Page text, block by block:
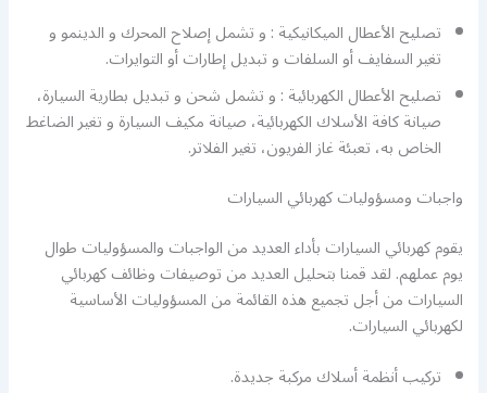
تصليح الأعطال الميكانيكية : و تشمل إصلاح المحرك و الدينمو و
تغير السفايف أو السلفات و تبديل إطارات أو التوايرات.
تصليح الأعطال الكهربائية : و تشمل شحن و تبديل بطارية السيارة،
صيانة كافة الأسلاك الكهربائية، صيانة مكيف السيارة و تغير الضاغط
الخاص به، تعبئة غاز الفريون، تغير الفلاتر.
واجبات ومسؤوليات كهربائي السيارات
يقوم كهربائي السيارات بأداء العديد من الواجبات والمسؤوليات طوال
يوم عملهم. لقد قمنا بتحليل العديد من توصيفات وظائف كهربائي
السيارات من أجل تجميع هذه القائمة من المسؤوليات الأساسية
لكهربائي السيارات.
تركيب أنظمة أسلاك مركبة جديدة.